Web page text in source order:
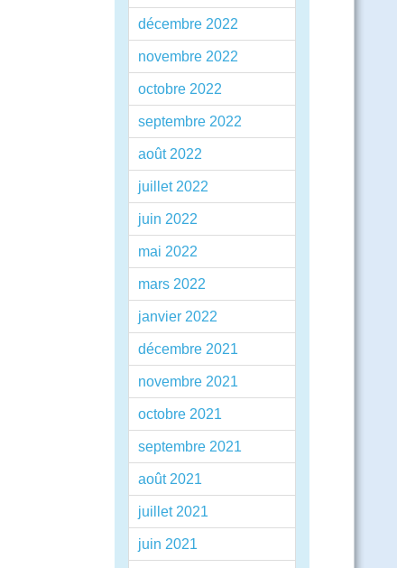
décembre 2022
novembre 2022
octobre 2022
septembre 2022
août 2022
juillet 2022
juin 2022
mai 2022
mars 2022
janvier 2022
décembre 2021
novembre 2021
octobre 2021
septembre 2021
août 2021
juillet 2021
juin 2021